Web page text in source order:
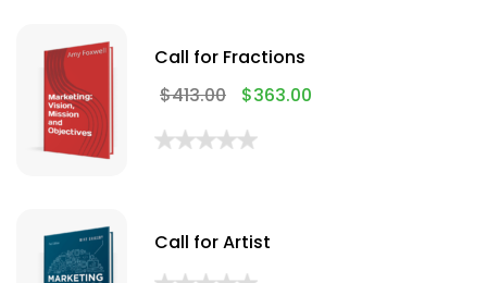
Call for Fractions
$413.00 $363.00
Call for Artist